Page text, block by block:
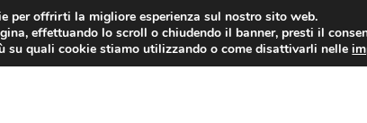
per offrirti la migliore esperienza sul nostro sito web.
effettuando lo scroll o chiudendo il banner, presti il
su quali cookie stiamo utilizzando o come disattivarli nelle